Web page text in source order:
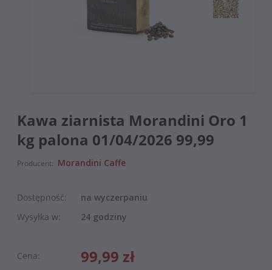
Kawa ziarnista Morandini Oro 1
kg palona 01/04/2026 99,99
Producent: Morandini Caffe
Dostępność:
na wyczerpaniu
Wysyłka w:
24 godziny
Cena: 99,99 zł